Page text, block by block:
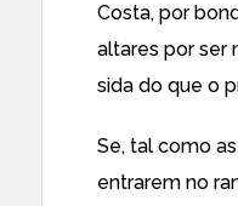
Costa, por
altares por ser
sida do que o
Se, tal como
entrarem no